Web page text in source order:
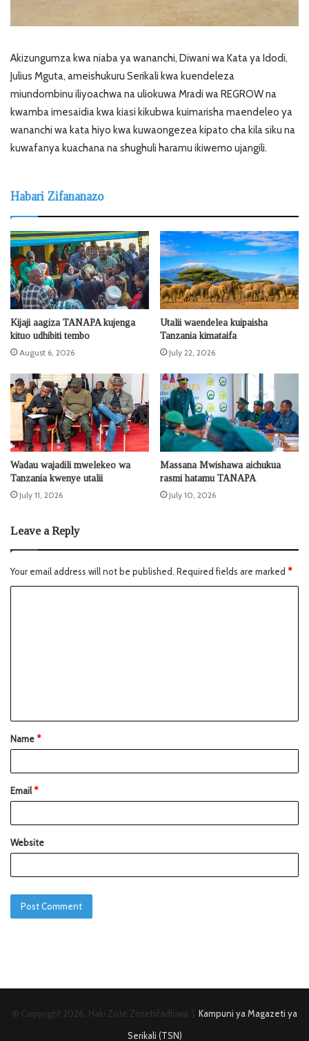
Akizungumza kwa niaba ya wananchi, Diwani wa Kata ya Idodi,
Julius Mguta, ameishukuru Serikali kwa kuendeleza
miundombinu iliyoachwa na uliokuwa Mradi wa REGROW na
kwamba imesaidia kwa kiasi kikubwa kuimarisha maendeleo ya
wananchi wa kata hiyo kwa kuwaongezea kipato cha kila siku na
kuwafanya kuachana na shughuli haramu ikiwemo ujangili.
Habari Zifananazo
Kijaji aagiza TANAPA kujenga
kituo udhibiti tembo
August 6, 2026
Utalii waendelea kuipaisha
Tanzania kimataifa
July 22, 2026
Wadau wajadili mwelekeo wa
Tanzania kwenye utalii
July 11, 2026
Massana Mwishawa aichukua
rasmi hatamu TANAPA
July 10, 2026
Leave a Reply
Your email address will not be published. Required fields are marked *
Name*
Email*
Website
© Copyright 2026, Haki Zote Zimehifadhiwa | Kampuni ya Magazeti ya
Serikali (TSN)